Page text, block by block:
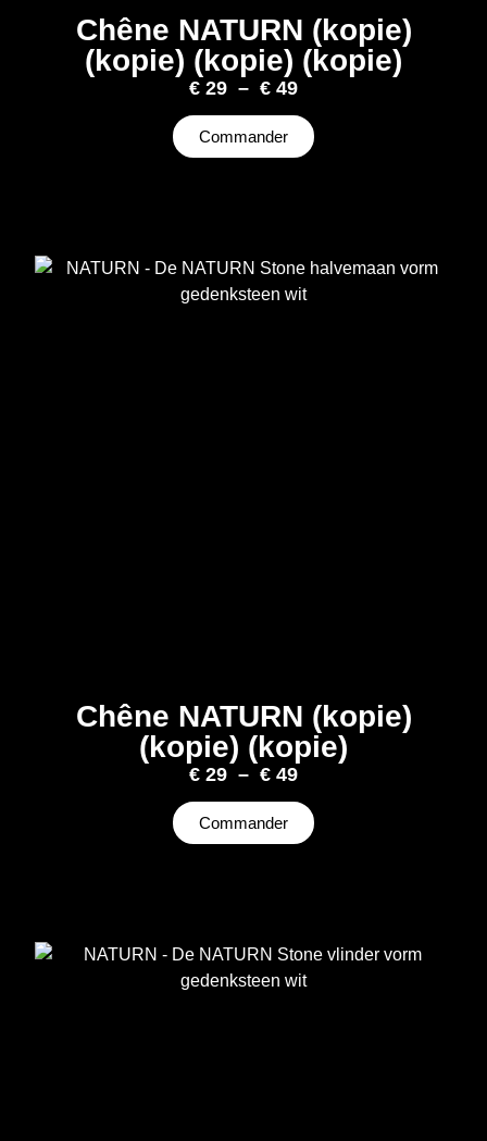
Chêne NATURN (kopie)
(kopie) (kopie) (kopie)
€ 29 – € 49
Commander
Chêne NATURN (kopie)
(kopie) (kopie)
€ 29 – € 49
Commander